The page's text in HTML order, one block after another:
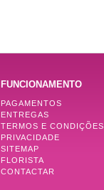
FUNCIONAMENTO
PAGAMENTOS
ENTREGAS
TERMOS E CONDIÇÕES
PRIVACIDADE
SITEMAP
FLORISTA
CONTACTAR